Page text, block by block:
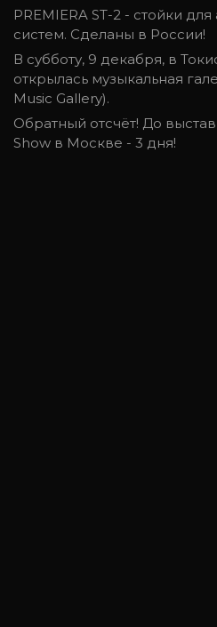
PREMIERA ST-2 - стойки для
систем. Сделаны в России!
В субботу, 9 декабря, в
открылась музыкальная
Music Gallery).
Обратный отсчёт! До
Show в Москве - 3 дня!